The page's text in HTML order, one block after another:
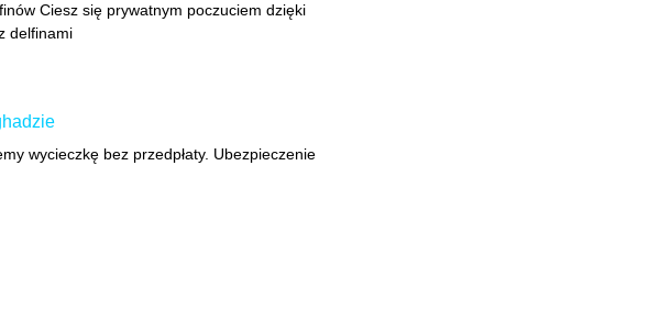
Ciesz się prywatnym poczuciem dzięki
delfinami
wycieczkę bez przedpłaty. Ubezpieczenie